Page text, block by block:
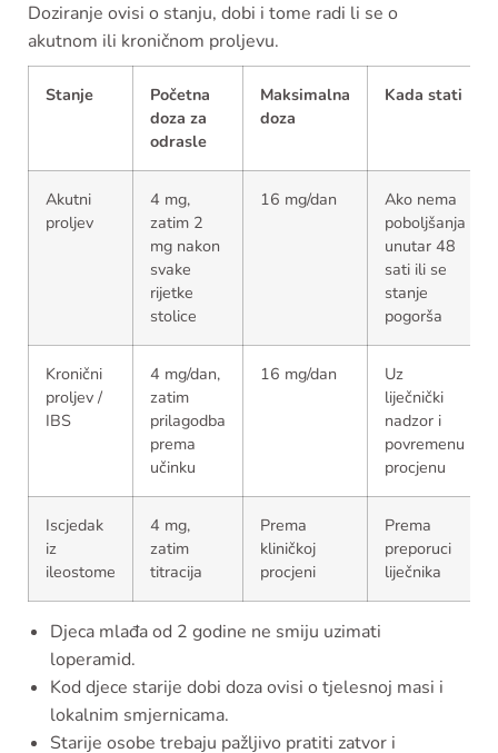
Doziranje ovisi o stanju, dobi i tome radi li se o
akutnom ili kroničnom proljevu.
Stanje
Početna
doza za
odrasle
Maksimalna
doza
Kada stati
Akutni
proljev
4 mg,
zatim 2
mg nakon
svake
rijetke
stolice
16 mg/dan
Ako nema
poboljšanja
unutar 48
sati ili se
stanje
pogorša
Kronični
proljev /
IBS
4 mg/dan,
zatim
prilagodba
prema
učinku
16 mg/dan
Uz
liječnički
nadzor i
povremenu
procjenu
Iscjedak
iz
ileostome
4 mg,
zatim
titracija
Prema
kliničkoj
procjeni
Prema
preporuci
liječnika
Djeca mlađa od 2 godine ne smiju uzimati
loperamid.
Kod djece starije dobi doza ovisi o tjelesnoj masi i
lokalnim smjernicama.
Starije osobe trebaju pažljivo pratiti zatvor i